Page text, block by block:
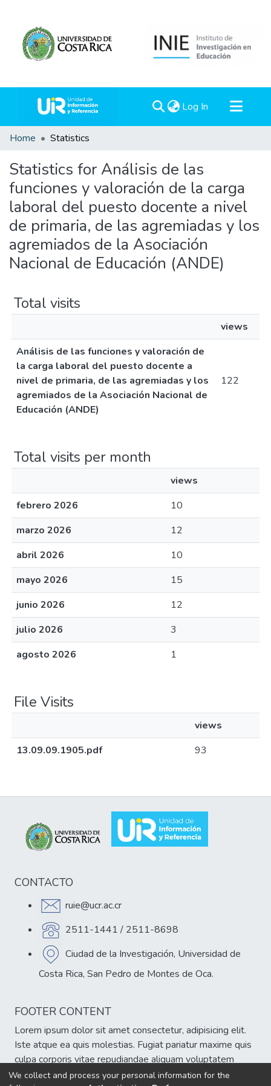
Log In (current)
Communities & Collections
Home Statistics
Statistics for Análisis de las
funciones y valoración de la carga
laboral del puesto docente a nivel
de primaria, de las agremiadas y los
agremiados de la Asociación
Nacional de Educación (ANDE)
Total visits
views
Análisis de las funciones y valoración de
la carga laboral del puesto docente a
nivel de primaria, de las agremiadas y los
agremiados de la Asociación Nacional de
Educación (ANDE)
122
Total visits per month
views
febrero 2026
10
marzo 2026
12
abril 2026
10
mayo 2026
15
junio 2026
12
julio 2026
3
agosto 2026
1
File Visits
views
13.09.09.1905.pdf
93
CONTACTO
ruie@ucr.ac.cr
2511-1441 / 2511-8698
Ciudad de la Investigación, Universidad de
Costa Rica, San Pedro de Montes de Oca.
FOOTER CONTENT
Lorem ipsum dolor sit amet consectetur, adipisicing elit.
Iste atque ea quis molestias. Fugiat pariatur maxime quis
culpa corporis vitae repudiandae aliquam voluptatem
veniam, est atque cumque eum delectus sint!
We collect and process your personal information for the